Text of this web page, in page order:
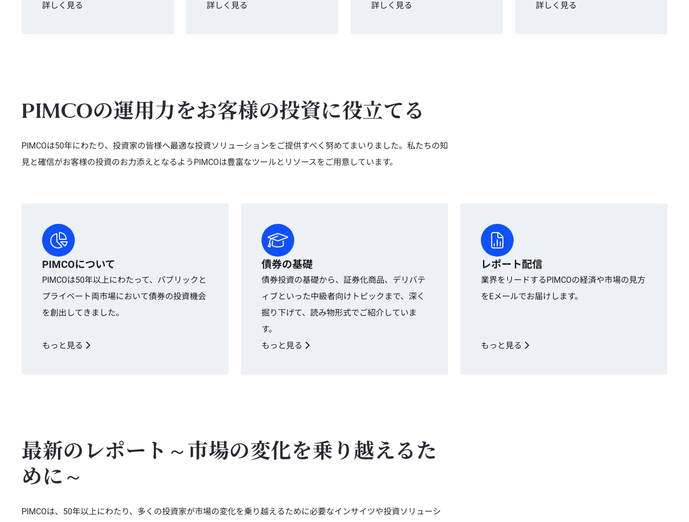
詳しく見る 詳しく見る 詳しく見る
詳しく見る
PIMCOの運用力をお客様の投資に役立てる
PIMCOは50年にわたり、投資家の皆様へ最適な投資ソリューションをご提供すべく努めてまいりました。私たちの知
見と確信がお客様の投資のお力添えとなるようPIMCOは豊富なツールとリソースをご用意しています。
PIMCOについて
PIMCOは50年以上にわたって、パブリックと
プライベート両市場において債券の投資機会
を創出してきました。
もっと見る
債券の基礎
債券投資の基礎から、証券化商品、デリバテ
ィブといった中級者向けトピックまで、深く
掘り下げて、読み物形式でご紹介していま
す。
もっと見る
レポート配信
業界をリードするPIMCOの経済や市場の見方
をEメールでお届けします。
もっと見る
最新のレポート～市場の変化を乗り越えるた
めに～
PIMCOは、50年以上にわたり、多くの投資家が市場の変化を乗り越えるために必要なインサイツや投資ソリューシ